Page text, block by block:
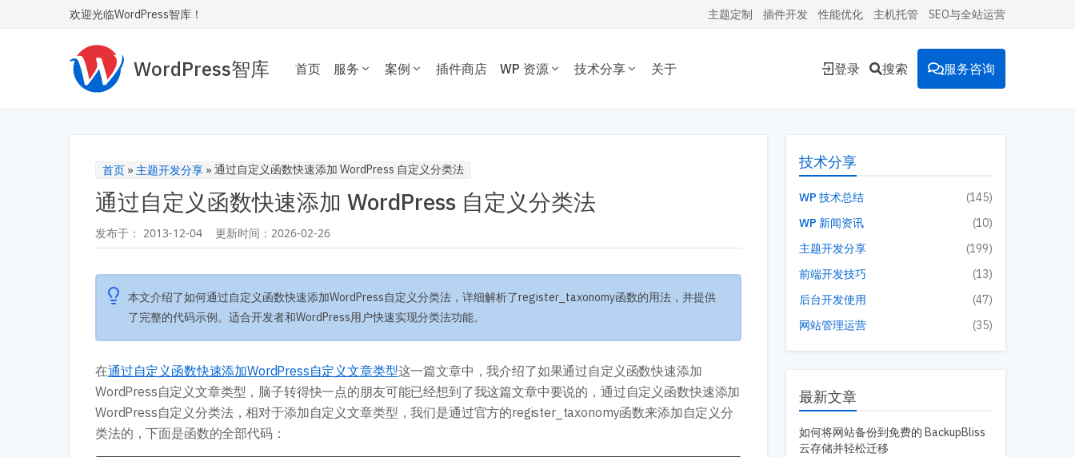
欢迎光临WordPress智库！ 主题定制 插件开发 性能优化 主机托管 SEO与全站运营
WordPress智库 首页 服务 案例 插件商店 WP 资源 技术分享 关于 登录 搜索 服务咨询
性能优化 主机托管
让您的网站不仅有流量，更有转化。 我们提供从技术维护，内容运营、广告投放到
安全运维的一站式全生命周期服务。
博客杂志主题
公司企业主题
音乐视频主题
多用途主题
电子商务插件
性能优化插件
自定义字段/表单
高级插件商店
迎参考交流。
开发教程
主题开发分享
前端开发技巧
开发文档手册
网站管理运营
WP新闻资讯
技术专题
安全增强
WordPress数据库
WooCommerce开发
多语言主题开发
主题开发手册 插件开发手册
首页 » 主题开发分享 » 通过自定义函数快速添加 WordPress 自定义分类法
通过自定义函数快速添加 WordPress 自定义分类法
发布于： 2013-12-04 更新时间： 2026-02-26
本文介绍了如何通过自定义函数快速添加WordPress自定义分类法，详细解析了register_taxonomy函数的用法，并提供
了完整的代码示例。适合开发者和WordPress用户快速实现分类法功能。
在通过自定义函数快速添加WordPress自定义文章类型这一篇文章中，我介绍了如果通过自定义函数快速添加
WordPress自定义文章类型，脑子转得快一点的朋友可能已经想到了我这篇文章中要说的，通过自定义函数快速添加
WordPress自定义分类法，相对于添加自定义文章类型，我们是通过官方的register_taxonomy函数来添加自定义分
类法的，下面是函数的全部代码：
技术分享
WP 技术总结
(145)
WP 新闻资讯
(10)
主题开发分享
(199)
前端开发技巧
(13)
后台开发使用
(47)
网站管理运营
(35)
最新文章
如何将网站备份到免费的 BackupBliss
云存储并轻松迁移